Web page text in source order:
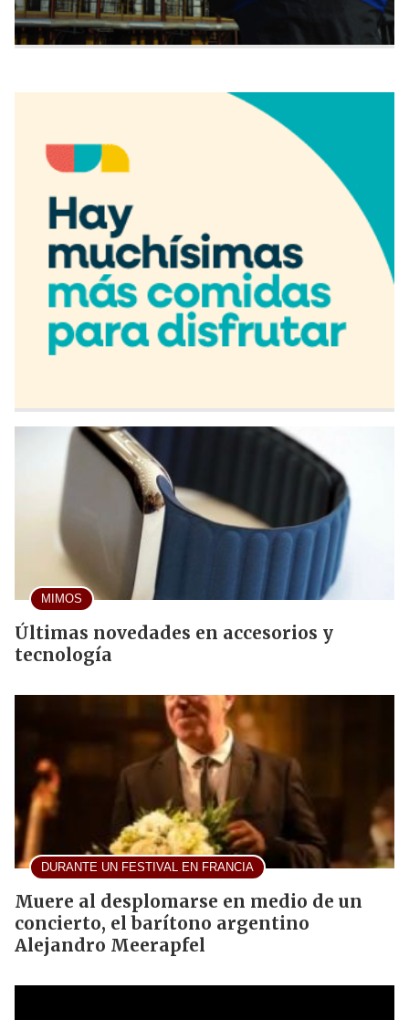
MIMOS
Últimas novedades en accesorios y
tecnología
DURANTE UN FESTIVAL EN FRANCIA
Muere al desplomarse en medio de un
concierto, el barítono argentino
Alejandro Meerapfel